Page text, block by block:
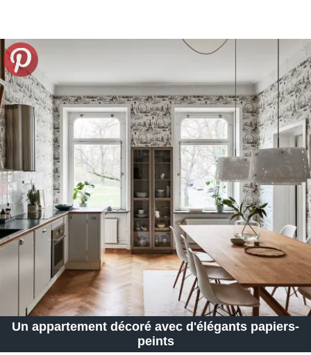
Un appartement décoré avec d'élégants papiers-
peints